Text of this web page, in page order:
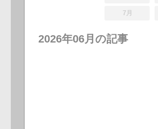
7月
2026年06月の記事